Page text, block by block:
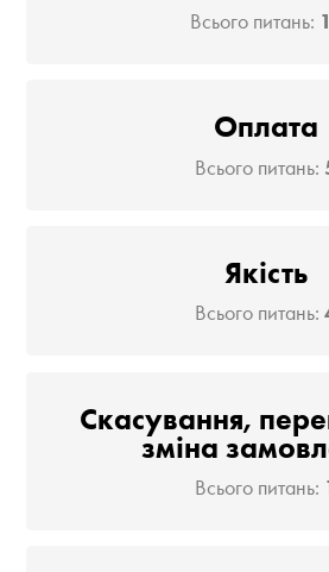
Всього питань:
Оплата
Всього питань:
Якість
Всього питань:
Скасування,
зміна
Всього питань: